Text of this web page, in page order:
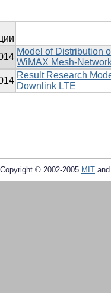
Model of Distribution
WiMAX Mesh-
Result Research
Downlink LTE
Copyright © 2002-2005 MIT